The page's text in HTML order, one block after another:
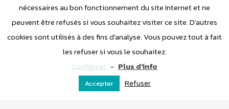
new
window
new
window
new
window
new
window
nécessaires au bon fonctionnement du site Internet et ne
peuvent être refusés si vous souhaitez visiter ce site. D'autres
cookies sont utilisés à des fins d'analyse. Vous pouvez tout à fait
les refuser si vous le souhaitez.
Configurer - Plus d'info
Accepter Refuser